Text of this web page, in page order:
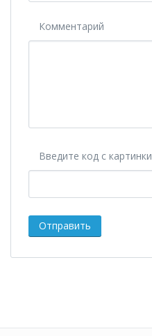
Комментарий
Введите код с картинки